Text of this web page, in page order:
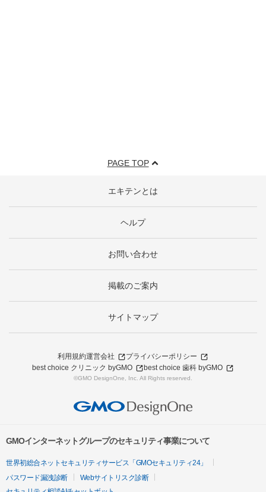
PAGE TOP
エキテンとは
ヘルプ
お問い合わせ
掲載のご案内
サイトマップ
利用規約運営会社
プライバシーポリシー
best choice クリニック byGMO
best choice 歯科 byGMO
©GMO DesignOne, Inc. All Rights reserved.
GMOインターネットグループのセキュリティ事業について
世界初総合ネットセキュリティサービス「GMOセキュリティ24」
パスワード漏洩診断
Webサイトリスク診断